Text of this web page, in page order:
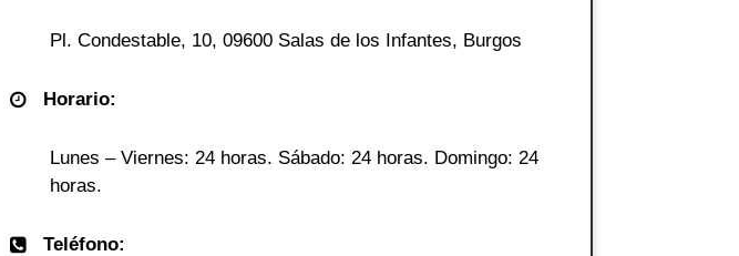
Pl. Condestable, 10, 09600 Salas de los Infantes, Burgos
Horario:
Lunes – Viernes: 24 horas. Sábado: 24 horas. Domingo: 24
horas.
Teléfono: